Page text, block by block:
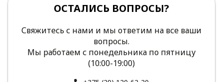
ОСТАЛИСЬ ВОПРОСЫ?
Свяжитесь с нами и мы ответим на все ваши
вопросы.
Мы работаем с понедельника по пятницу
(10:00-19:00)